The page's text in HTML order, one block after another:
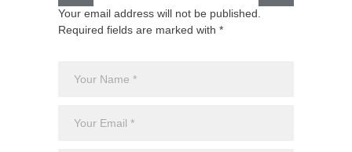
Your email address will not be published.
Required fields are marked with *